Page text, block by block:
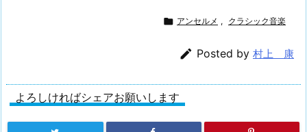
 アンセルメ , クラシック音楽
 Posted by 村上 康
よろしければシェアお願いします